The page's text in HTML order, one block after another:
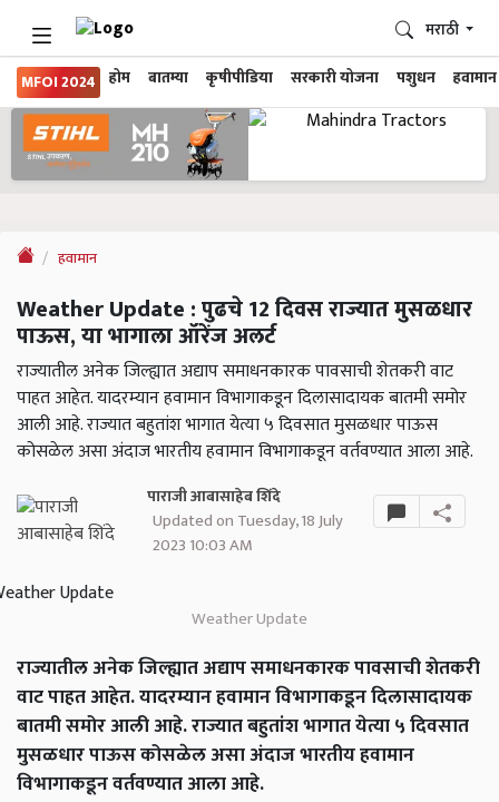
MFOI 2024 होम बातम्या कृषीपीडिया सरकारी योजना पशुधन हवामान
मराठी
हवामान
Weather Update : पुढचे 12 दिवस राज्यात मुसळधार
पाऊस, या भागाला ऑरेंज अलर्ट
राज्यातील अनेक जिल्ह्यात अद्याप समाधनकारक पावसाची शेतकरी वाट
पाहत आहेत. यादरम्यान हवामान विभागाकडून दिलासादायक बातमी समोर
आली आहे. राज्यात बहुतांश भागात येत्या ५ दिवसात मुसळधार पाऊस
कोसळेल असा अंदाज भारतीय हवामान विभागाकडून वर्तवण्यात आला आहे.
पाराजी आबासाहेब शिंदे
Updated on Tuesday, 18 July
2023 10:03 AM
Weather Update
राज्यातील अनेक जिल्ह्यात अद्याप समाधनकारक पावसाची शेतकरी
वाट पाहत आहेत. यादरम्यान हवामान विभागाकडून दिलासादायक
बातमी समोर आली आहे. राज्यात बहुतांश भागात येत्या ५ दिवसात
मुसळधार पाऊस कोसळेल असा अंदाज भारतीय हवामान
विभागाकडून वर्तवण्यात आला आहे.